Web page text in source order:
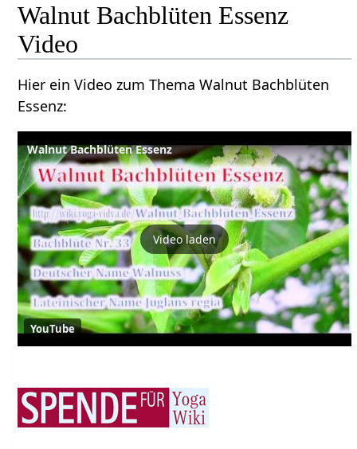
Walnut Bachblüten Essenz
Video
Hier ein Video zum Thema Walnut Bachblüten
Essenz:
Walnut Bachblüten Essenz
Video laden
YouTube